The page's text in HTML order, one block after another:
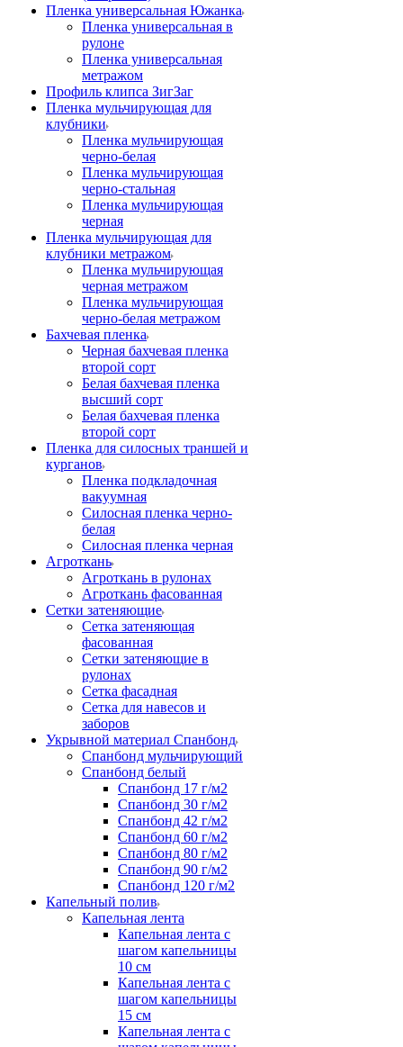
Пленка универсальная Южанка
Пленка универсальная в
рулоне
Пленка универсальная
метражом
Профиль клипса ЗигЗаг
Пленка мульчирующая для
клубники
Пленка мульчирующая
черно-белая
Пленка мульчирующая
черно-стальная
Пленка мульчирующая
черная
Пленка мульчирующая для
клубники метражом
Пленка мульчирующая
черная метражом
Пленка мульчирующая
черно-белая метражом
Бахчевая пленка
Черная бахчевая пленка
второй сорт
Белая бахчевая пленка
высший сорт
Белая бахчевая пленка
второй сорт
Пленка для силосных траншей и
курганов
Пленка подкладочная
вакуумная
Силосная пленка черно-
белая
Силосная пленка черная
Агроткань
Агроткань в рулонах
Агроткань фасованная
Сетки затеняющие
Сетка затеняющая
фасованная
Сетки затеняющие в
рулонах
Сетка фасадная
Сетка для навесов и
заборов
Укрывной материал Спанбонд
Спанбонд мульчирующий
Спанбонд белый
Спанбонд 17 г/м2
Спанбонд 30 г/м2
Спанбонд 42 г/м2
Спанбонд 60 г/м2
Спанбонд 80 г/м2
Спанбонд 90 г/м2
Спанбонд 120 г/м2
Капельный полив
Капельная лента
Капельная лента с
шагом капельницы
10 см
Капельная лента с
шагом капельницы
15 см
Капельная лента с